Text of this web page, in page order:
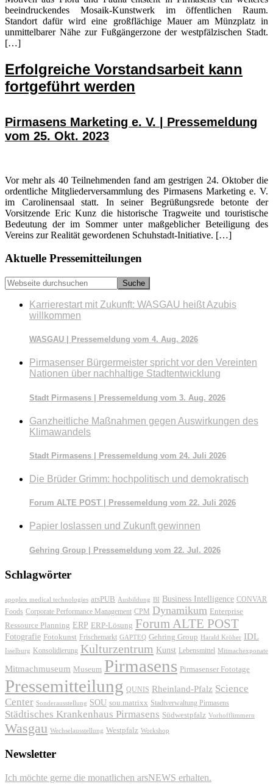
beeindruckendes Mosaik-Kunstwerk im öffentlichen Raum.
Standort dafür wird eine großflächige Mauer am Münzplatz in
unmittelbarer Nähe zur Fußgängerzone der westpfälzischen Stadt.
[…]
Erfolgreiche Vorstandsarbeit kann
fortgeführt werden
Pirmasens Marketing e. V. | Pressemeldung
vom 25. Okt. 2023
Vor mehr als 40 Teilnehmenden fand am gestrigen 24. Oktober die
ordentliche Mitgliederversammlung des Pirmasens Marketing e. V.
im Carolinensaal statt. In seiner Begrüßungsrede betonte der
Vorsitzende Eric Kunz die historische Tragweite und touristische
Bedeutung der im Sommer unter maßgeblicher Beteiligung des
Vereins zur Realität gewordenen Schuhstadt-Initiative. […]
Seitenspalte
Aktuelle Pressemitteilungen
Webseite
durchsuchen
Karrierestart mit Zukunft: WASGAU heißt Azubis
willkommen
WASGAU | Pressemeldung vom 4. Aug. 2026
Pirmasenser Bürgermeister spricht vor den Vereinten
Nationen über nachhaltige Stadtentwicklung
Stadt Pirmasens | Pressemeldung vom 3. Aug. 2026
Ganzheitliche Maßnahmen gegen Auswirkungen des
Klimawandels
Stadt Pirmasens | Pressemeldung vom 24. Juli 2026
Die Brüder Grimm: hochpolitisch und demokratisch
Forum ALTE POST | Pressemeldung vom 22. Juli 2026
Papier loslassen und Zukunft gewinnen
Gehring Group | Pressemeldung vom 22. Jul. 2026
Schlagwörter
apoplex medical technologies arsPUB Ausbildung BI Business Intelligence CONVAR
Foods Corporate Performance Management CPM Dynamikum Enterprise
Ressource Planning ERP ERP-Lösung Forum ALTE POST
Fotografie Fotokunst Frischemarkt GAPTEQ Gehring Group Harald Kröher IDL
Isselburg Konsolidierung Kulturzentrum Kunst Lebensmittel Mitmachexponate
Mitmachmuseum Museum Pirmasens Pirmasenser Fototage
Pressemitteilung QUNIS Rheinland-Pfalz Science
Center Sonderausstellung SOU sou.matrixx Stadtverwaltung Pirmasens
Städtisches Krankenhaus Pirmasens Südwestpfalz Vorhofflimmern
Wasgau Wechselausstellung Westpfalz Workshop
Newsletter
Ich möchte gerne die monatlichen arsNEWS erhalten.